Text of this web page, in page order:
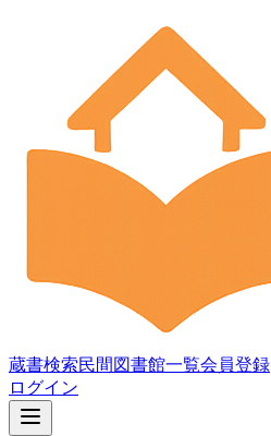
蔵書検索民間図書館一覧会員登録
ログイン